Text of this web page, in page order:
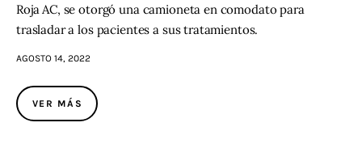
Roja AC, se otorgó una camioneta en comodato para
trasladar a los pacientes a sus tratamientos.
AGOSTO 14, 2022
VER MÁS